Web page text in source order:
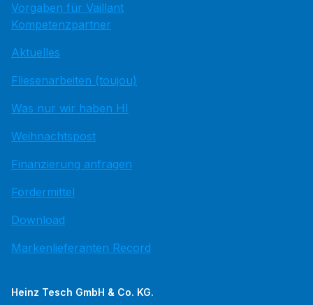
Vorgaben für Vaillant
Kompetenzpartner
Aktuelles
Fliesenarbeiten (toujou)
Was nur wir haben HI
Weihnachtspost
Finanzierung anfragen
Fördermittel
Download
Markenlieferanten Record
Heinz Tesch GmbH & Co. KG.